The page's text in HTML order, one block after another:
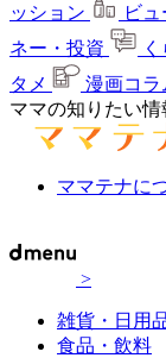
ッション
ビュ
ネー・投資
タメ
漫画コラ
ママの知りたい
ママテナに
>
雑貨・日用
食品・飲料